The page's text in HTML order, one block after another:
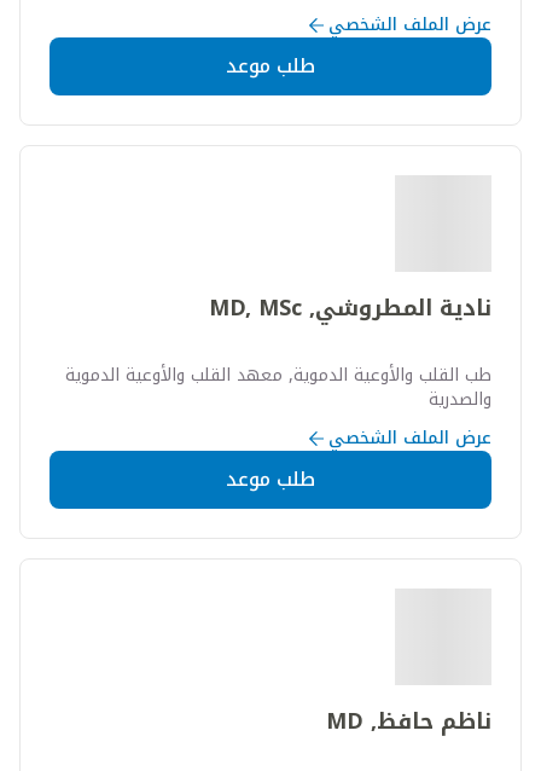
عرض الملف الشخصي
طلب موعد
نادية المطروشي, MD, MSc
طب القلب والأوعية الدموية, معهد القلب والأوعية الدموية
والصدرية
عرض الملف الشخصي
طلب موعد
ناظم حافظ, MD